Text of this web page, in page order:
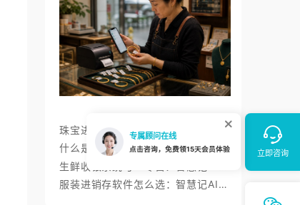
珠宝进销存软件如何管好一物一码、金价调价与标签打印？
什么是进销存？智慧记进销存帮小微商户理顺开单、库存与对账
服装进销存软件怎么选：智慧记AI批量录入、齐色齐码开单与库存管理